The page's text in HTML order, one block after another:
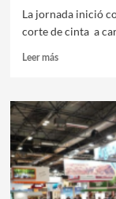
La jornada inició
corte de cinta a
Leer másLeer
ARGENTINA
SE
DESTACA
EN
LA
PRIMERA
JORNADA